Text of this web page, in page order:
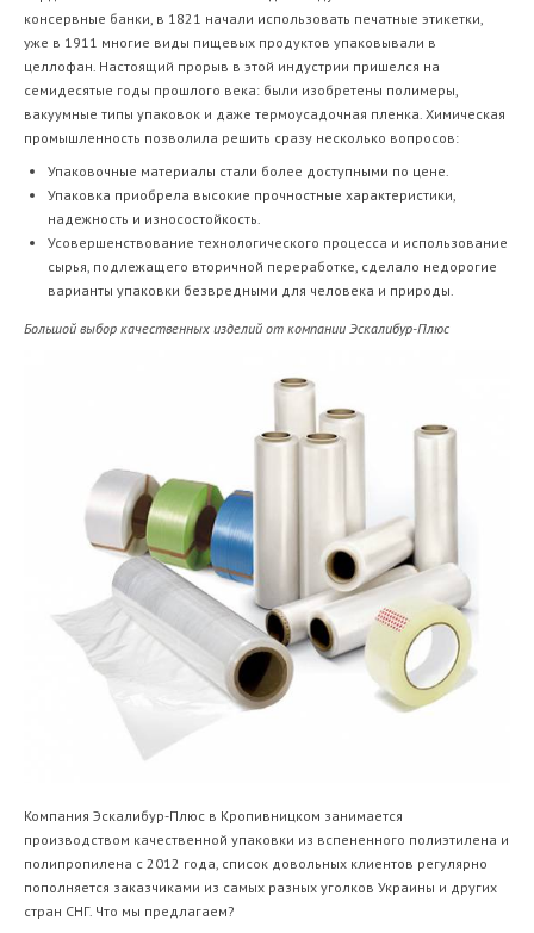
консервные банки, в 1821 начали использовать печатные этикетки,
уже в 1911 многие виды пищевых продуктов упаковывали в
целлофан. Настоящий прорыв в этой индустрии пришелся на
семидесятые годы прошлого века: были изобретены полимеры,
вакуумные типы упаковок и даже термоусадочная пленка. Химическая
промышленность позволила решить сразу несколько вопросов:
Упаковочные материалы стали более доступными по цене.
Упаковка приобрела высокие прочностные характеристики,
надежность и износостойкость.
Усовершенствование технологического процесса и использование
сырья, подлежащего вторичной переработке, сделало недорогие
варианты упаковки безвредными для человека и природы.
Большой выбор качественных изделий от компании Эскалибур-Плюс
Компания Эскалибур-Плюс в Кропивницком занимается
производством качественной упаковки из вспененного полиэтилена и
полипропилена с 2012 года, список довольных клиентов регулярно
пополняется заказчиками из самых разных уголков Украины и других
стран СНГ. Что мы предлагаем?